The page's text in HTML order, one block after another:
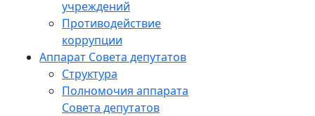
учреждений
Противодействие
коррупции
Аппарат Совета депутатов
Структура
Полномочия аппарата
Совета депутатов